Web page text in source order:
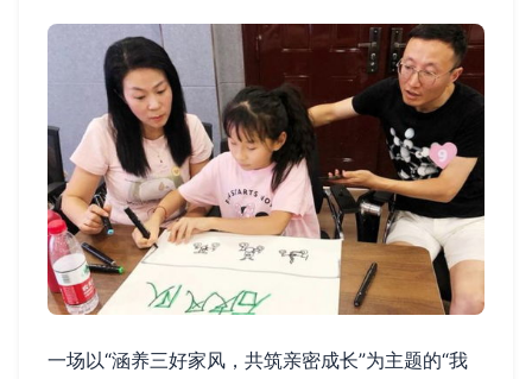
一场以“涵养三好家风，共筑亲密成长”为主题的“我